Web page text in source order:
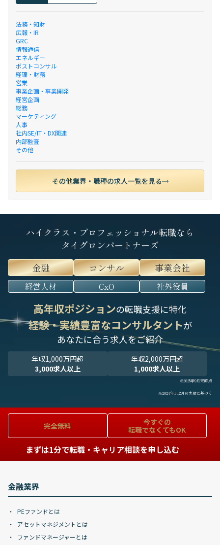
法務・知財
広報・IR
GRC
情報通信
エネルギー
ポストコンサル
経理・財務
営業
事業企画・事業開発
経営企画
総務
マーケティング
人事
社内SE/IT・DX関連
内部監査
その他
その他業界・職種の求人一覧を見る
ハイクラス・プロフェッショナル転職なら
タイグロンパートナーズ
金融
コンサル 事業会社
経営人材 CxO 社外役員
高年収ポジションの転職支援に特化
経験・実績豊富なコンサルタントが
あなたに合う求人をご紹介
年収1,000万円超
3,000求人以上
年収2,000万円超
1,000求人以上
※2025年9月末時点
※2024年1-12月の実績に基づく
完全無料
今すぐの
転職でなくてもOK
まずは1分で転職・キャリア相談を申し込む
金融業界
PEファンドとは
アセットマネジメントとは
ファンドマネージャーとは